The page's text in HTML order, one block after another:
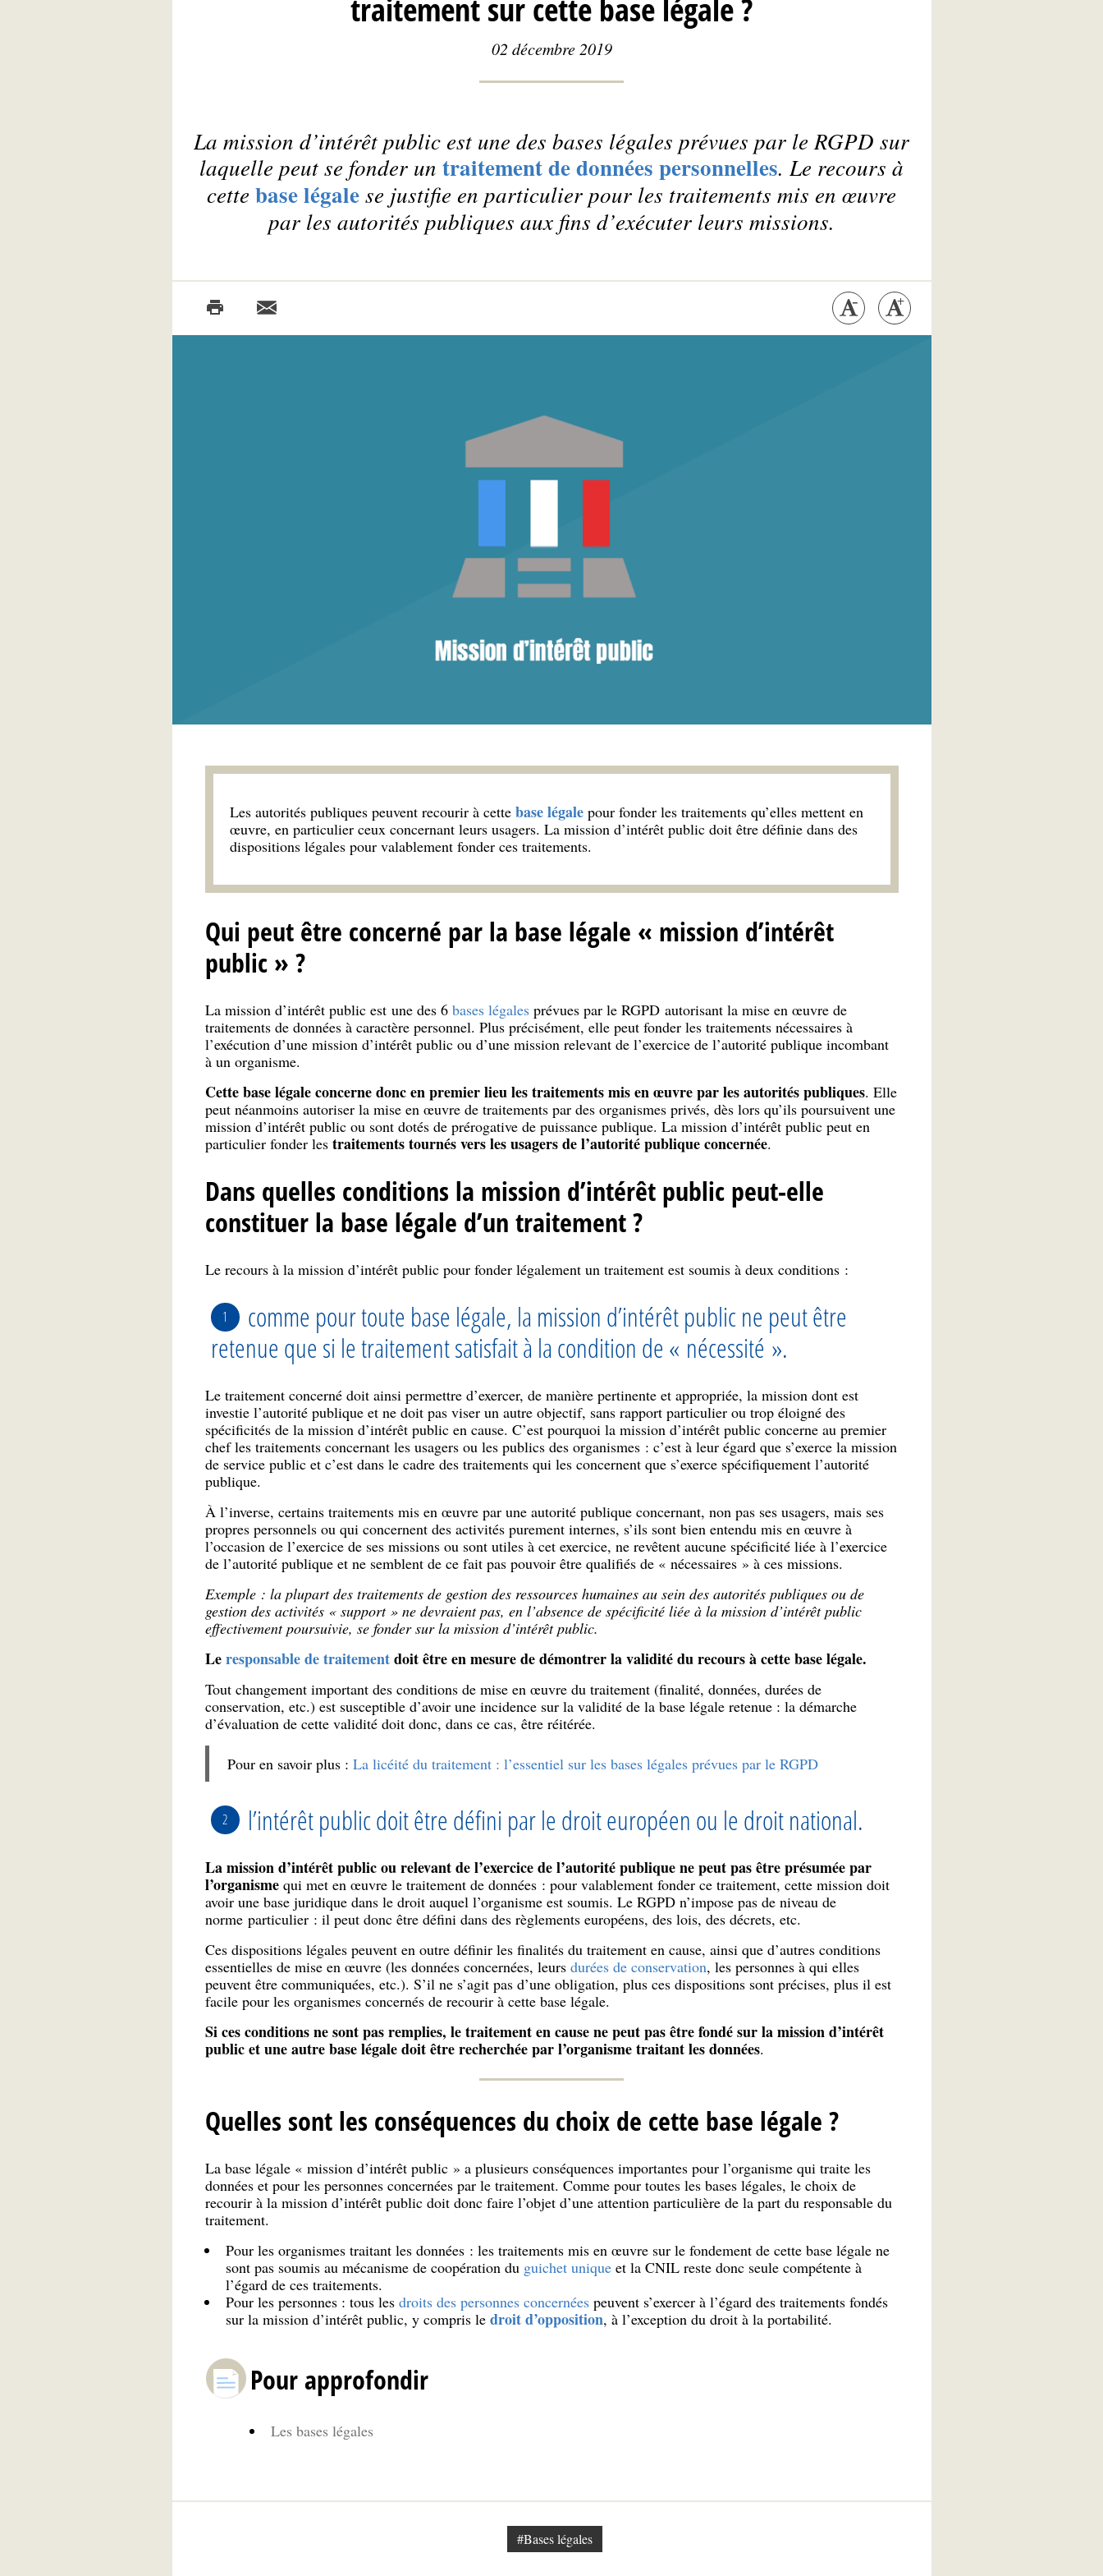
traitement sur cette base légale ?
02 décembre 2019
La mission d’intérêt public est une des bases légales prévues par le RGPD sur
laquelle peut se fonder un traitement de données personnelles. Le recours à
cette base légalese justifie en particulier pour les traitements mis en œuvre
par les autorités publiques aux fins d’exécuter leurs missions.
Les autorités publiques peuvent recourir à cette base légalepour fonder les traitements qu’elles mettent en
œuvre, en particulier ceux concernant leurs usagers. La mission d’intérêt public doit être définie dans des
dispositions légales pour valablement fonder ces traitements.
Qui peut être concerné par la base légale « mission d’intérêt
public » ?
La mission d’intérêt public est une des 6 bases légalesprévues par le RGPD autorisant la mise en œuvre de
traitements de données à caractère personnel. Plus précisément, elle peut fonder les traitements nécessaires à
l’exécution d’une mission d’intérêt public ou d’une mission relevant de l’exercice de l’autorité publique incombant
à un organisme.
Cette base légale concerne donc en premier lieu les traitements mis en œuvre par les autorités publiques. Elle
peut néanmoins autoriser la mise en œuvre de traitements par des organismes privés, dès lors qu’ils poursuivent une
mission d’intérêt public ou sont dotés de prérogative de puissance publique. La mission d’intérêt public peut en
particulier fonder les traitements tournés vers les usagers de l’autorité publique concernée.
Dans quelles conditions la mission d’intérêt public peut-elle
constituer la base légale d’un traitement ?
Le recours à la mission d’intérêt public pour fonder légalement un traitement est soumis à deux conditions :
comme pour toute base légale, la mission d’intérêt public ne peut être
retenue que si le traitement satisfait à la condition de « nécessité ».
Le traitement concerné doit ainsi permettre d’exercer, de manière pertinente et appropriée, la mission dont est
investie l’autorité publique et ne doit pas viser un autre objectif, sans rapport particulier ou trop éloigné des
spécificités de la mission d’intérêt public en cause. C’est pourquoi la mission d’intérêt public concerne au premier
chef les traitements concernant les usagers ou les publics des organismes : c’est à leur égard que s’exerce la mission
de service public et c’est dans le cadre des traitements qui les concernent que s’exerce spécifiquement l’autorité
publique.
À l’inverse, certains traitements mis en œuvre par une autorité publique concernant, non pas ses usagers, mais ses
propres personnels ou qui concernent des activités purement internes, s’ils sont bien entendu mis en œuvre à
l’occasion de l’exercice de ses missions ou sont utiles à cet exercice, ne revêtent aucune spécificité liée à l’exercice
de l’autorité publique et ne semblent de ce fait pas pouvoir être qualifiés de « nécessaires » à ces missions.
Exemple : la plupart des traitements de gestion des ressources humaines au sein des autorités publiques ou de
gestion des activités « support » ne devraient pas, en l’absence de spécificité liée à la mission d’intérêt public
effectivement poursuivie, se fonder sur la mission d’intérêt public.
Leresponsable de traitementdoit être en mesure de démontrer la validité du recours à cette base légale.
Tout changement important des conditions de mise en œuvre du traitement (finalité, données, durées de
conservation, etc.) est susceptible d’avoir une incidence sur la validité de la base légale retenue : la démarche
d’évaluation de cette validité doit donc, dans ce cas, être réitérée.
Pour en savoir plus : La licéité du traitement : l’essentiel sur les bases légales prévues par le RGPD
l’intérêt public doit être défini par le droit européen ou le droit national.
La mission d’intérêt public ou relevant de l’exercice de l’autorité publique ne peut pas être présumée par
l’organismequi met en œuvre le traitement de données : pour valablement fonder ce traitement, cette mission doit
avoir une base juridique dans le droit auquel l’organisme est soumis. Le RGPD n’impose pas de niveau de
norme particulier : il peut donc être défini dans des règlements européens, des lois, des décrets, etc.
Ces dispositions légales peuvent en outre définir les finalités du traitement en cause, ainsi que d’autres conditions
essentielles de mise en œuvre (les données concernées, leurs durées de conservation, les personnes à qui elles
peuvent être communiquées, etc.). S’il ne s’agit pas d’une obligation, plus ces dispositions sont précises, plus il est
facile pour les organismes concernés de recourir à cette base légale.
Si ces conditions ne sont pas remplies, le traitement en cause ne peut pas être fondé sur la mission d’intérêt
public et une autre base légale doit être recherchée par l’organisme traitant les données.
Quelles sont les conséquences du choix de cette base légale ?
La base légale « mission d’intérêt public » a plusieurs conséquences importantes pour l’organisme qui traite les
données et pour les personnes concernées par le traitement. Comme pour toutes les bases légales, le choix de
recourir à la mission d’intérêt public doit donc faire l’objet d’une attention particulière de la part du responsable du
traitement.
Pour les organismes traitant les données : les traitements mis en œuvre sur le fondement de cette base légale ne
sont pas soumis au mécanisme de coopération du guichet uniqueet la CNIL reste donc seule compétente à
l’égard de ces traitements.
Pour les personnes : tous les droits des personnes concernéespeuvent s’exercer à l’égard des traitements fondés
sur la mission d’intérêt public, y compris le droit d’opposition, à l’exception du droit à la portabilité.
Pour approfondir
Les bases légales
#Bases légales